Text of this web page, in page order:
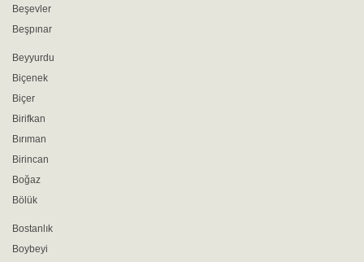
Beşevler
Beşpınar
Beyyurdu
Biçenek
Biçer
Birifkan
Bırıman
Birincan
Boğaz
Bölük
Bostanlık
Boybeyi